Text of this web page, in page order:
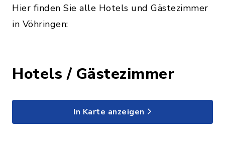
Hier finden Sie alle Hotels und Gästezimmer
in Vöhringen:
Hotels / Gästezimmer
In Karte anzeigen